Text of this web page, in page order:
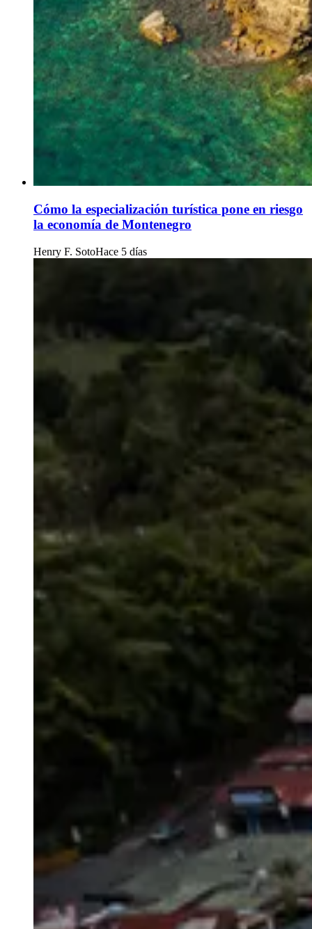
Cómo la especialización turística pone en riesgo
la economía de Montenegro
Henry F. SotoHace 5 días